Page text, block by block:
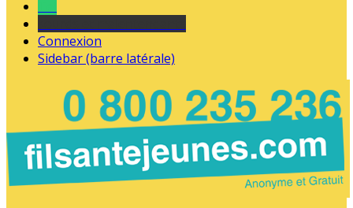
Connexion
Sidebar (barre latérale)